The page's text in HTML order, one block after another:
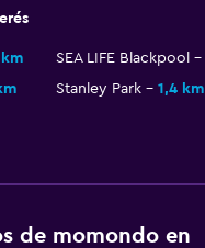
SEA LIFE Blackpool
Stanley Park 1,4 km
de momondo en